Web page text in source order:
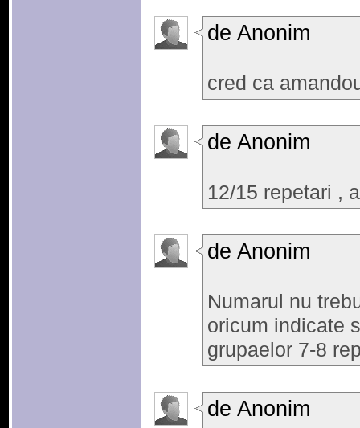
de Anonim
cred ca
de Anonim
12/15 repetari ,
de Anonim
Numarul nu
oricum indicate
grupaelor 7-8
de Anonim